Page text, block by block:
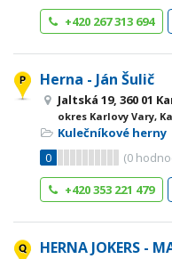
+420 267 313 694
Herna - Ján Šulič
Jaltská 19, 360 01
okres Karlovy Vary,
Kulečníkové herny
0
(0
+420 353 221 479
HERNA JOKERS -